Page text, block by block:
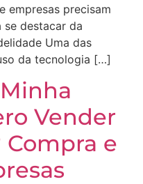
empresas precisam
se destacar da
Uma das
da tecnologia […]
Vender
Compra e